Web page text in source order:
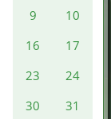
9
10
16
17
23
24
30 31